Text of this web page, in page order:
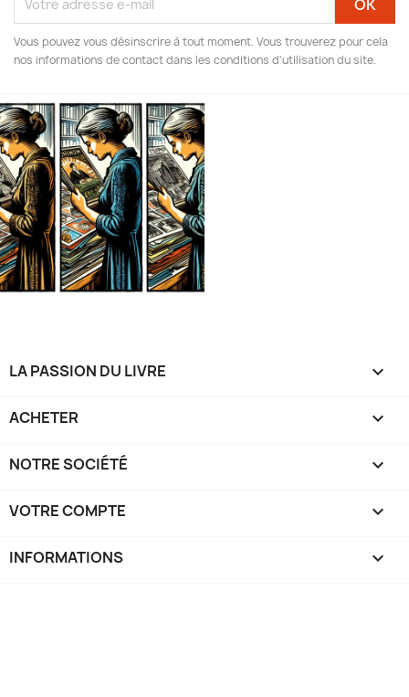
Vous pouvez vous désinscrire à tout moment. Vous trouverez pour cela
nos informations de contact dans les conditions d'utilisation du site.
LA PASSION DU LIVRE 
ACHETER 
NOTRE SOCIÉTÉ 
VOTRE COMPTE 
INFORMATIONS keyboard_arrow_down